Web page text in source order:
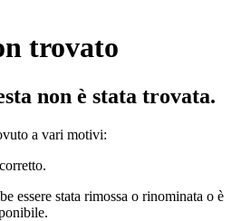
trovato
non è stata trovata.
a vari motivi:
essere stata rimossa o rinominata o è